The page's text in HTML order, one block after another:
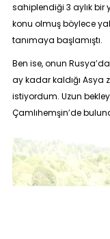
sahiplendiği 3 aylık bir
konu olmuş böylece
tanımaya başlamıştı.
Ben ise, onun
ay kadar kaldığı Asya
istiyordum. Uzun
Çamlıhemşin’de